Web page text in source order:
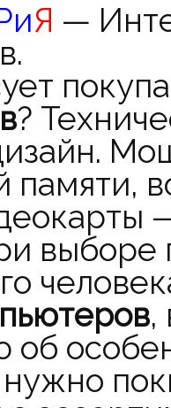
Я —
?
памяти,
,